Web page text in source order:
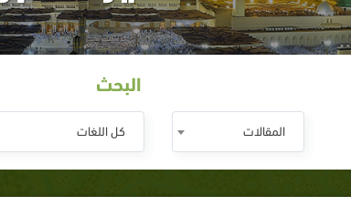
البحث
المقالات كل اللغات